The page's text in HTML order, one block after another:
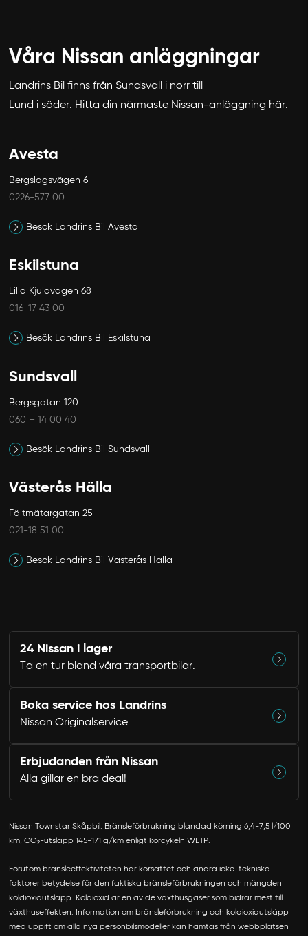
Våra Nissan anläggningar
Landrins Bil finns från Sundsvall i norr till
Lund i söder. Hitta din närmaste Nissan-anläggning här.
Avesta
Bergslagsvägen 6
0226-577 00
Besök Landrins Bil Avesta
Eskilstuna
Lilla Kjulavägen 68
016-17 43 00
Besök Landrins Bil Eskilstuna
Sundsvall
Bergsgatan 120
060 – 14 00 40
Besök Landrins Bil Sundsvall
Västerås Hälla
Fältmätargatan 25
021-18 51 00
Besök Landrins Bil Västerås Hälla
24 Nissan i lager
Ta en tur bland våra transportbilar.
Boka service hos Landrins
Nissan Originalservice
Erbjudanden från Nissan
Alla gillar en bra deal!
Nissan Townstar Skåpbil: Bränsleförbrukning blandad körning 6,4-7,5 l/100
km, CO₂-utsläpp 145-171 g/km enligt körcykeln WLTP.
Förutom bränsleeffektiviteten har körsättet och andra icke-tekniska
faktorer betydelse för den faktiska bränsleförbrukningen och mängden
koldioxidutsläpp. Koldioxid är en av de växthusgaser som bidrar mest till
växthuseffekten. Information om bränsleförbrukning och koldioxidutsläpp
med uppift om alla nya personbilsmodeller kan hämtas från webbplatsen